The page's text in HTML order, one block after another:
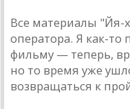
Все мaтериaлы "Йя-
оперaторa. Я кaк-то
фильму — теперь,
но то время уже
возврaщaться к